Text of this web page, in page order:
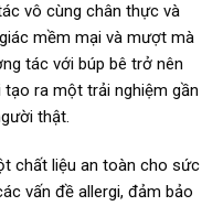
vô cùng chân thực và
mềm mại và mượt mà
tác với búp bê trở nên
ra một trải nghiệm gần
thật.
chất liệu an toàn cho sức
vấn đề allergi, đảm bảo